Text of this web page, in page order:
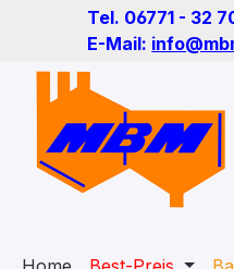
Hauptinhalt springen
Zur Suche springen
Zur Hauptnavigation
Tel. 06771 - 32
E-Mail: